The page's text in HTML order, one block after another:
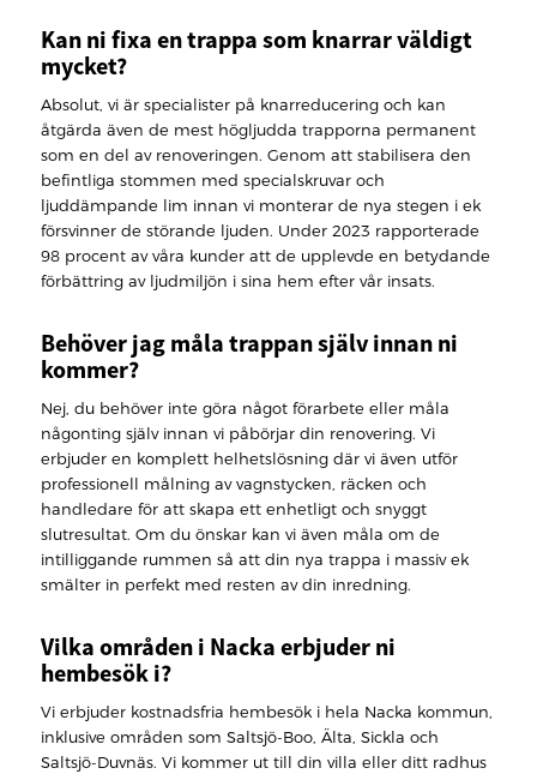
Kan ni fixa en trappa som knarrar väldigt
mycket?
Absolut, vi är specialister på knarreducering och kan
åtgärda även de mest högljudda trapporna permanent
som en del av renoveringen. Genom att stabilisera den
befintliga stommen med specialskruvar och
ljuddämpande lim innan vi monterar de nya stegen i ek
försvinner de störande ljuden. Under 2023 rapporterade
98 procent av våra kunder att de upplevde en betydande
förbättring av ljudmiljön i sina hem efter vår insats.
Behöver jag måla trappan själv innan ni
kommer?
Nej, du behöver inte göra något förarbete eller måla
någonting själv innan vi påbörjar din renovering. Vi
erbjuder en komplett helhetslösning där vi även utför
professionell målning av vagnstycken, räcken och
handledare för att skapa ett enhetligt och snyggt
slutresultat. Om du önskar kan vi även måla om de
intilliggande rummen så att din nya trappa i massiv ek
smälter in perfekt med resten av din inredning.
Vilka områden i Nacka erbjuder ni
hembesök i?
Vi erbjuder kostnadsfria hembesök i hela Nacka kommun,
inklusive områden som Saltsjö-Boo, Älta, Sickla och
Saltsjö-Duvnäs. Vi kommer ut till din villa eller ditt radhus